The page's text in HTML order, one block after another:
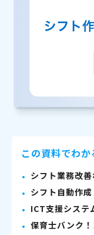
この資料でわか
シフト業務改
シフト自動作
ICT支援システ
保育士バンク